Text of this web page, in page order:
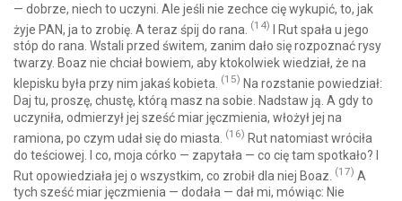
— dobrze, niech to uczyni. Ale jeśli nie zechce cię wykupić, to, jak
żyje PAN, ja to zrobię. A teraz śpij do rana. (14) I Rut spała u jego
stóp do rana. Wstali przed świtem, zanim dało się rozpoznać rysy
twarzy. Boaz nie chciał bowiem, aby ktokolwiek wiedział, że na
klepisku była przy nim jakaś kobieta. (15) Na rozstanie powiedział:
Daj tu, proszę, chustę, którą masz na sobie. Nadstaw ją. A gdy to
uczyniła, odmierzył jej sześć miar jęczmienia, włożył jej na
ramiona, po czym udał się do miasta. (16) Rut natomiast wróciła
do teściowej. I co, moja córko — zapytała — co cię tam spotkało? I
Rut opowiedziała jej o wszystkim, co zrobił dla niej Boaz. (17) A
tych sześć miar jęczmienia — dodała — dał mi, mówiąc: Nie